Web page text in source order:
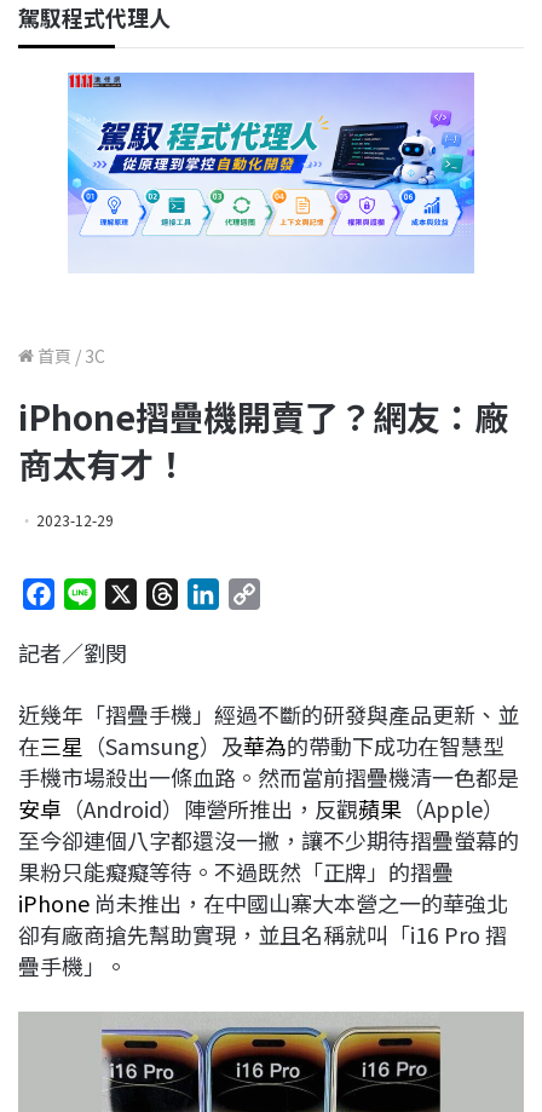
駕馭程式代理人